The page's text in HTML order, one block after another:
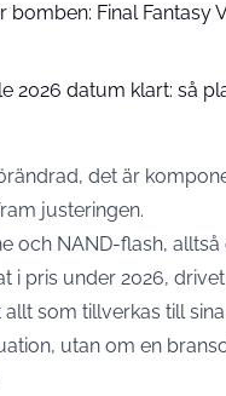
bomben: Final Fantasy
2026 datum klart: så
det är
justeringen.
och NAND-flash,
i pris under 2026,
som tillverkas till
utan om en